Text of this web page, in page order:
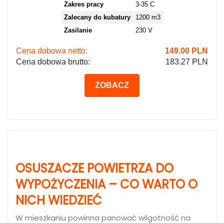
Zakres pracy
3-35 C
Zalecany do kubatury
1200 m3
Zasilanie
230 V
Cena dobowa netto: 149.00 PLN
Cena dobowa brutto:
183.27 PLN
ZOBACZ
OSUSZACZE POWIETRZA DO
WYPOŻYCZENIA – CO WARTO O
NICH WIEDZIEĆ
W mieszkaniu powinna panować wilgotność na